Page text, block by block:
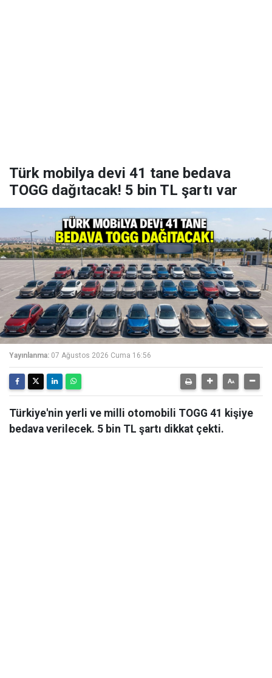
Türk mobilya devi 41 tane bedava
TOGG dağıtacak! 5 bin TL şartı var
Yayınlanma: 07 Ağustos 2026 Cuma 16:56
Türkiye'nin yerli ve milli otomobili TOGG 41 kişiye
bedava verilecek. 5 bin TL şartı dikkat çekti.